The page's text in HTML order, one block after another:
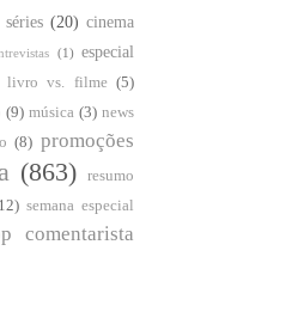
(20) cinema
(1) especial
livro vs. filme (5)
(9) música (3) news
(8) promoções
(863)
resumo
semana especial
comentarista